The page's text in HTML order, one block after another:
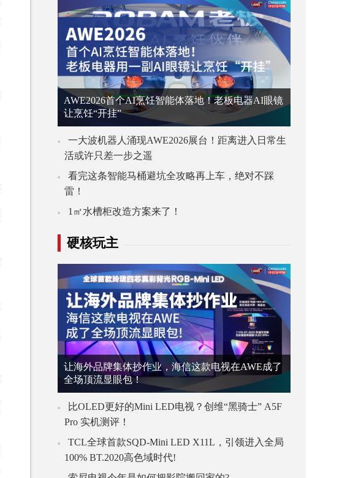
AWE2026首个AI烹饪智能体落地！老板电器AI眼镜
让烹饪“开挂”
一大波机器人涌现AWE2026展台！距离进入日常生
活或许只差一步之遥
看完这条智能马桶避坑全攻略再上车，绝对不踩
雷！
1㎡水槽柜改造方案来了！
硬核玩主
让海外品牌集体抄作业，海信这款电视在AWE成了
全场顶流显眼包！
比OLED更好的Mini LED电视？创维“黑骑士” A5F
Pro 实机测评！
TCL全球首款SQD-Mini LED X11L，引领进入全局
100% BT.2020高色域时代!